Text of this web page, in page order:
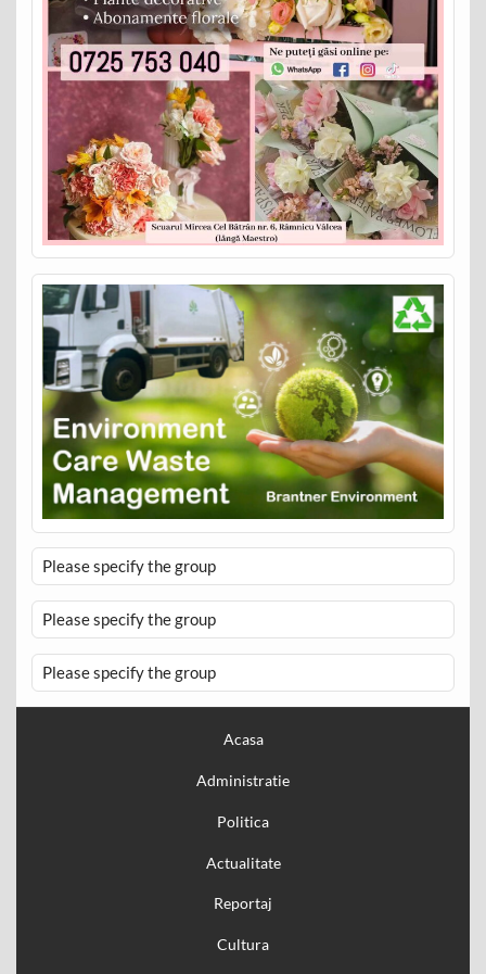
Please specify the group
Please specify the group
Please specify the group
Acasa
Administratie
Politica
Actualitate
Reportaj
Cultura